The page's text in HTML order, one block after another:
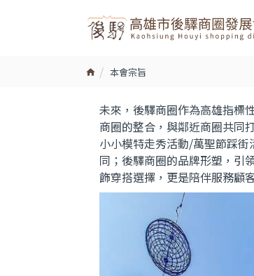
本會宗旨
未來，後驛商圈作為高雄指標
商圈的整合，與鄰近商圈共同
小小模特走秀活動/萬聖節踩
同；後驛商圈的品牌形塑，引
飾穿搭選擇，更是陪伴服務顧